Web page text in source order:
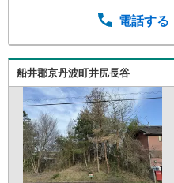
電話する
船井郡京丹波町井尻長谷